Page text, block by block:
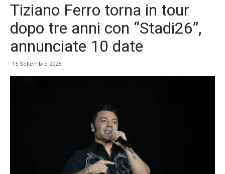
Tiziano Ferro torna in tour
dopo tre anni con “Stadi26”,
annunciate 10 date
15 Settembre 2025